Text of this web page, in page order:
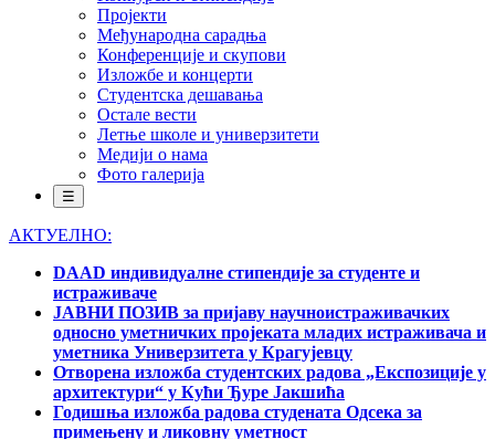
Пројекти
Међународна сарадња
Конференције и скупови
Изложбе и концерти
Студентска дешавања
Остале вести
Летње школе и универзитети
Медији о нама
Фото галерија
☰
АКТУЕЛНО:
DAAD индивидуалне стипендије за студенте и
истраживаче
ЈАВНИ ПОЗИВ за пријаву научноистраживачких
односно уметничких пројеката младих истраживача и
уметника Универзитета у Крагујевцу
Отворена изложба студентских радова „Експозиције у
архитектури“ у Кући Ђуре Јакшића
Годишња изложба радова студената Одсека за
примењену и ликовну уметност